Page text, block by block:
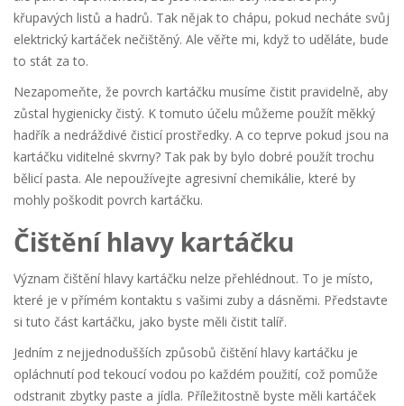
křupavých listů a hadrů. Tak nějak to chápu, pokud necháte svůj
elektrický kartáček nečištěný. Ale věřte mi, když to uděláte, bude
to stát za to.
Nezapomeňte, že povrch kartáčku musíme čistit pravidelně, aby
zůstal hygienicky čistý. K tomuto účelu můžeme použít měkký
hadřík a nedráždivé čisticí prostředky. A co teprve pokud jsou na
kartáčku viditelné skvrny? Tak pak by bylo dobré použít trochu
bělicí pasta. Ale nepoužívejte agresivní chemikálie, které by
mohly poškodit povrch kartáčku.
Čištění hlavy kartáčku
Význam čištění hlavy kartáčku nelze přehlédnout. To je místo,
které je v přímém kontaktu s vašimi zuby a dásněmi. Představte
si tuto část kartáčku, jako byste měli čistit talíř.
Jedním z nejjednodušších způsobů čištění hlavy kartáčku je
opláchnutí pod tekoucí vodou po každém použití, což pomůže
odstranit zbytky paste a jídla. Příležitostně byste měli kartáček